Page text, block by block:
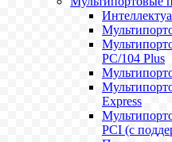
PC/104 Plus
Express
PCI (с